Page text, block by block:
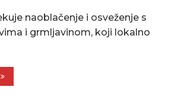
naoblačenje i osveženje s
i grmljavinom, koji lokalno